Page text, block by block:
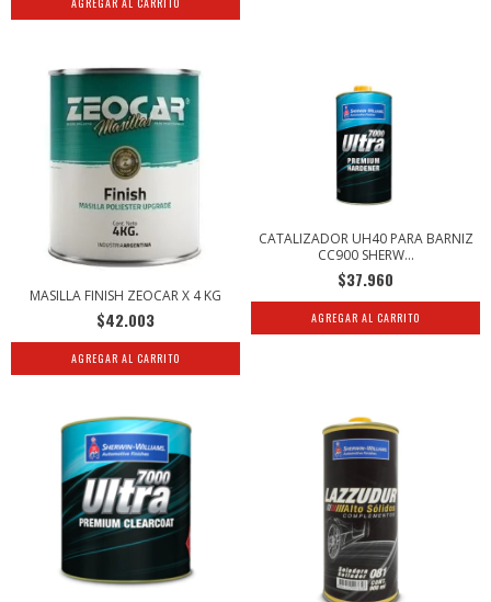
MASILLA FINISH ZEOCAR X 4 KG
$42.003
CATALIZADOR UH40 PARA BARNIZ
CC900 SHERW...
$37.960